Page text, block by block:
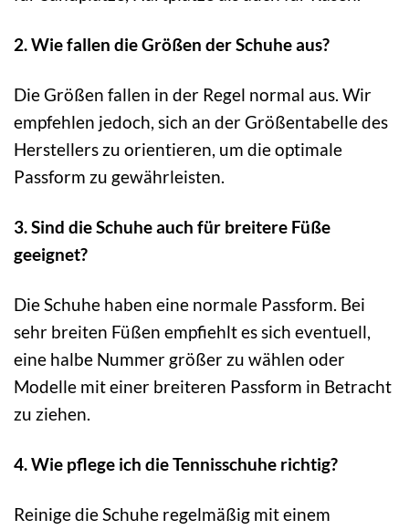
2. Wie fallen die Größen der Schuhe aus?
Die Größen fallen in der Regel normal aus. Wir
empfehlen jedoch, sich an der Größentabelle des
Herstellers zu orientieren, um die optimale
Passform zu gewährleisten.
3. Sind die Schuhe auch für breitere Füße
geeignet?
Die Schuhe haben eine normale Passform. Bei
sehr breiten Füßen empfiehlt es sich eventuell,
eine halbe Nummer größer zu wählen oder
Modelle mit einer breiteren Passform in Betracht
zu ziehen.
4. Wie pflege ich die Tennisschuhe richtig?
Reinige die Schuhe regelmäßig mit einem